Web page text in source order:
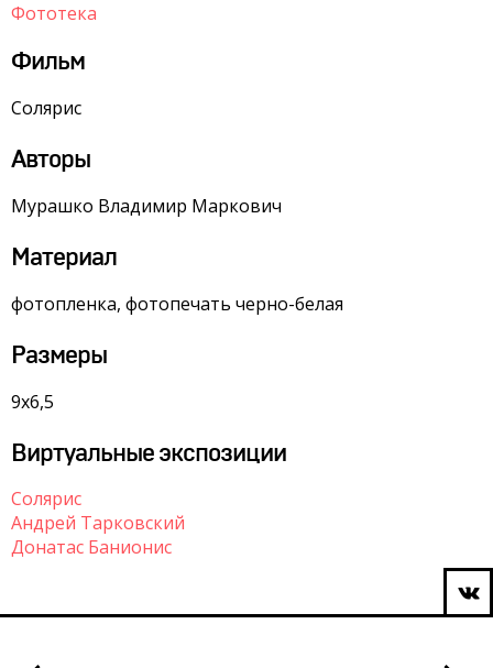
Фототека
Фильм
Солярис
Авторы
Мурашко Владимир Маркович
Материал
фотопленка, фотопечать черно-белая
Размеры
9х6,5
Виртуальные экспозиции
Солярис
Андрей Тарковский
Донатас Банионис